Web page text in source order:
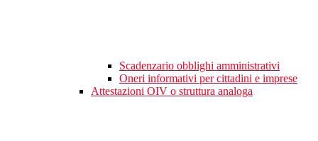
Scadenzario obblighi amministrativi
Oneri informativi per cittadini e imprese
Attestazioni OIV o struttura analoga